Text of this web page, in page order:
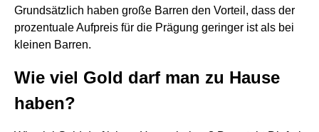
Grundsätzlich haben große Barren den Vorteil, dass der
prozentuale Aufpreis für die Prägung geringer ist als bei
kleinen Barren.
Wie viel Gold darf man zu Hause
haben?